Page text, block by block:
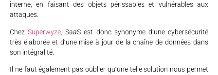
interne, en faisant des objets périssables et vulnérables aux
attaques.
ChezSuperwyze, SaaS est donc synonyme d’une cybersécurité
très élaborée et d’une mise à jour de la chaîne de données dans
son intégralité.
Il ne faut également pas oublier qu’une telle solution nous permet